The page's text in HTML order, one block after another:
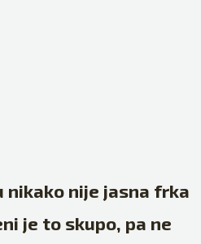
nikako nije jasna frka
je to skupo, pa ne